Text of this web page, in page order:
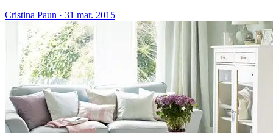
Cristina Paun · 31 mar. 2015